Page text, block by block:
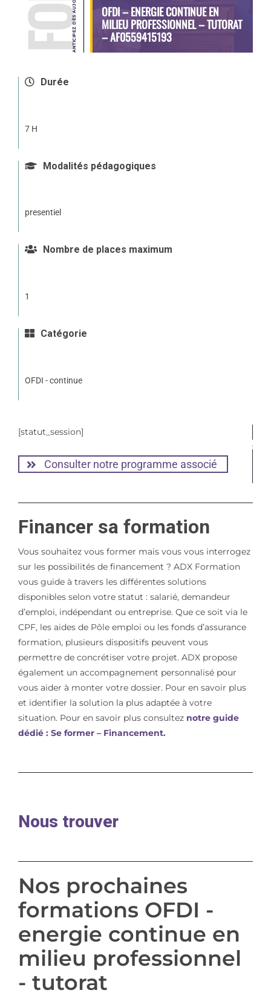
OFDI – ENERGIE CONTINUE EN
MILIEU PROFESSIONNEL – TUTORAT
– AF0559415193
Durée
7 H
Modalités pédagogiques
presentiel
Nombre de places maximum
1
Catégorie
OFDI - continue
[statut_session]
Consulter notre programme associé
Financer sa formation
Vous souhaitez vous former mais vous vous interrogez
sur les possibilités de financement ? ADX Formation
vous guide à travers les différentes solutions
disponibles selon votre statut : salarié, demandeur
d’emploi, indépendant ou entreprise. Que ce soit via le
CPF, les aides de Pôle emploi ou les fonds d’assurance
formation, plusieurs dispositifs peuvent vous
permettre de concrétiser votre projet. ADX propose
également un accompagnement personnalisé pour
vous aider à monter votre dossier. Pour en savoir plus
et identifier la solution la plus adaptée à votre
situation. Pour en savoir plus consulteznotre guide
dédié : Se former – Financement.
Nous trouver
Nos prochaines
formations OFDI -
energie continue en
milieu professionnel
- tutorat